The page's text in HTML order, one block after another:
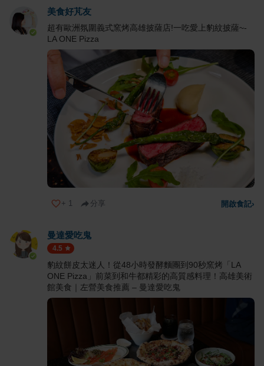
美食好芃友
超有歐洲氛圍義式窯烤高雄披薩店!一吃愛上豹紋披薩~-
LA ONE Pizza
+ 1 分享 開啟食記›
曼達愛吃鬼
4.5
豹紋餅皮太迷人！從48小時發酵麵團到90秒窯烤「LA
ONE Pizza」前菜到和牛都精彩的高質感料理！高雄美術
館美食｜左營美食推薦 – 曼達愛吃鬼